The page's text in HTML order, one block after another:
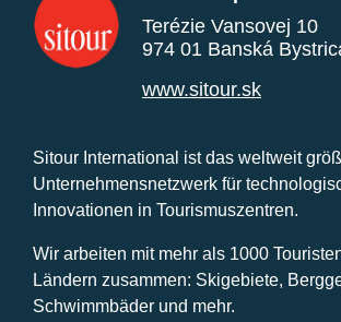
Terézie Vansovej 10
974 01 Banská
www.sitour.sk
Sitour International ist das weltweit
Unternehmensnetzwerk für
Innovationen in Tourismuszentren.
Wir arbeiten mit mehr als 1000
Ländern zusammen: Skigebiete,
Schwimmbäder und mehr.